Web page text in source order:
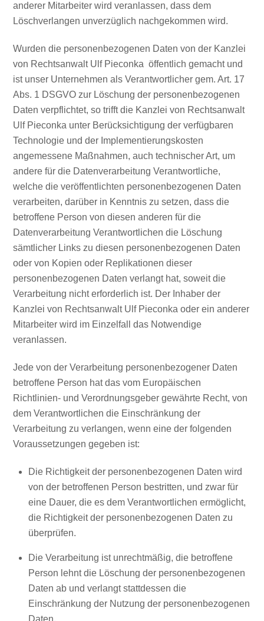
anderer Mitarbeiter wird veranlassen, dass dem
Löschverlangen unverzüglich nachgekommen wird.
Wurden die personenbezogenen Daten von der Kanzlei
von Rechtsanwalt Ulf Pieconka öffentlich gemacht und
ist unser Unternehmen als Verantwortlicher gem. Art. 17
Abs. 1 DSGVO zur Löschung der personenbezogenen
Daten verpflichtet, so trifft die Kanzlei von Rechtsanwalt
Ulf Pieconka unter Berücksichtigung der verfügbaren
Technologie und der Implementierungskosten
angemessene Maßnahmen, auch technischer Art, um
andere für die Datenverarbeitung Verantwortliche,
welche die veröffentlichten personenbezogenen Daten
verarbeiten, darüber in Kenntnis zu setzen, dass die
betroffene Person von diesen anderen für die
Datenverarbeitung Verantwortlichen die Löschung
sämtlicher Links zu diesen personenbezogenen Daten
oder von Kopien oder Replikationen dieser
personenbezogenen Daten verlangt hat, soweit die
Verarbeitung nicht erforderlich ist. Der Inhaber der
Kanzlei von Rechtsanwalt Ulf Pieconka oder ein anderer
Mitarbeiter wird im Einzelfall das Notwendige
veranlassen.
Jede von der Verarbeitung personenbezogener Daten
betroffene Person hat das vom Europäischen
Richtlinien- und Verordnungsgeber gewährte Recht, von
dem Verantwortlichen die Einschränkung der
Verarbeitung zu verlangen, wenn eine der folgenden
Voraussetzungen gegeben ist:
Die Richtigkeit der personenbezogenen Daten wird
von der betroffenen Person bestritten, und zwar für
eine Dauer, die es dem Verantwortlichen ermöglicht,
die Richtigkeit der personenbezogenen Daten zu
überprüfen.
Die Verarbeitung ist unrechtmäßig, die betroffene
Person lehnt die Löschung der personenbezogenen
Daten ab und verlangt stattdessen die
Einschränkung der Nutzung der personenbezogenen
Daten.